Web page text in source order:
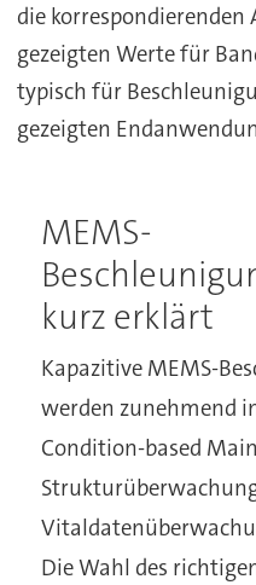
die
gezeigten Werte für
typisch für
gezeigten
MEMS-
kurz erklärt
Kapazitive MEMS-
werden zunehmend
Condition-based
Die Wahl des